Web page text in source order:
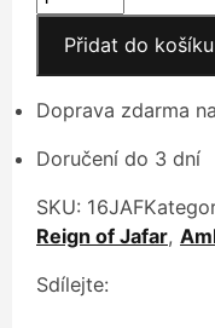
Dear,
Beloved
Wife
množství
Přidat do košíku
Doprava zdarma
Doručení do 3 dní
SKU: 16JAF
Reign of Jafar,
Sdílejte: